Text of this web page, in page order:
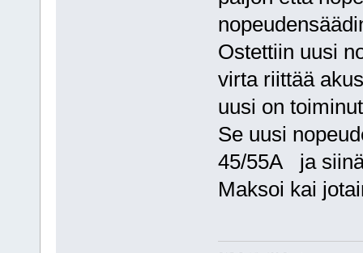
Ostettiin uusi
virta riittää
uusi on
Se uusi
45/55A ja
Maksoi kai